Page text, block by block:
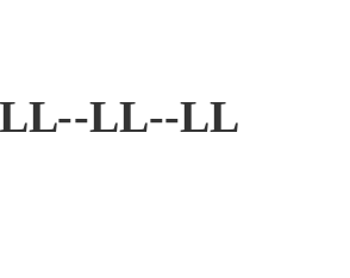
LL--LL